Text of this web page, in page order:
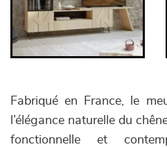
Fabriqué en France, le
l’élégance naturelle du
fonctionnelle et